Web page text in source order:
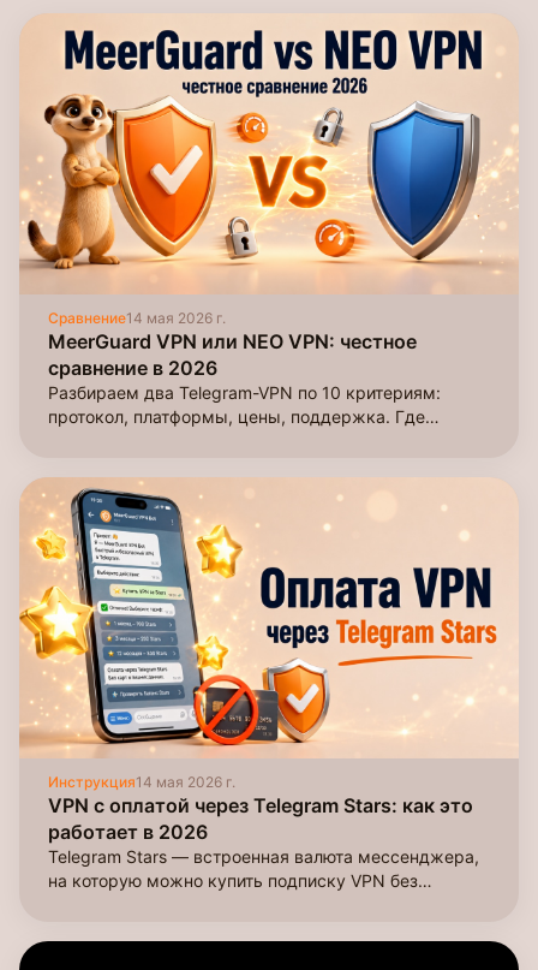
Сравнение14 мая 2026 г.
MeerGuard VPN или NEO VPN: честное
сравнение в 2026
Разбираем два Telegram-VPN по 10 критериям:
протокол, платформы, цены, поддержка. Где
Инструкция14 мая 2026 г.
VPN с оплатой через Telegram Stars: как это
работает в 2026
Telegram Stars — встроенная валюта мессенджера,
на которую можно купить подписку VPN без